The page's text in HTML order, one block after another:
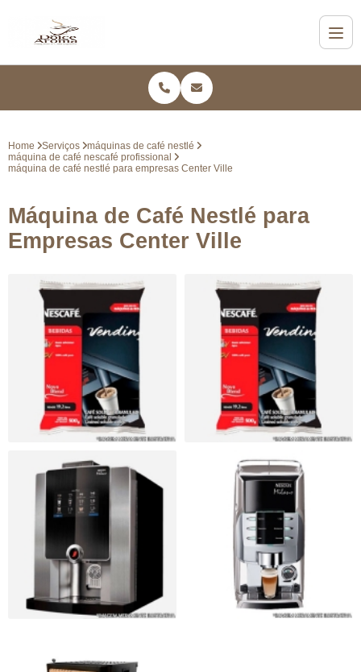
Home Serviços
máquinas de café nestlé
máquina de café nescafé profissional
máquina de café nestlé para empresas Center Ville
Máquina de Café Nestlé para
Empresas Center Ville